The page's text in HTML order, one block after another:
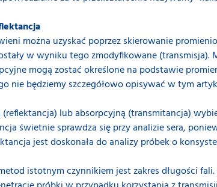
można uzyskać poprzez skierowanie
w wyniku tego zmodyfikowane
mogą zostać określone na podstawie
nie będziemy szczegółowo opisywać w tym
lub absorpcyjną (transmitancja)
świetnie sprawdza się przy analizie sera,
jest doskonała do analizy próbek o
istotnym czynnikiem jest zakres długości